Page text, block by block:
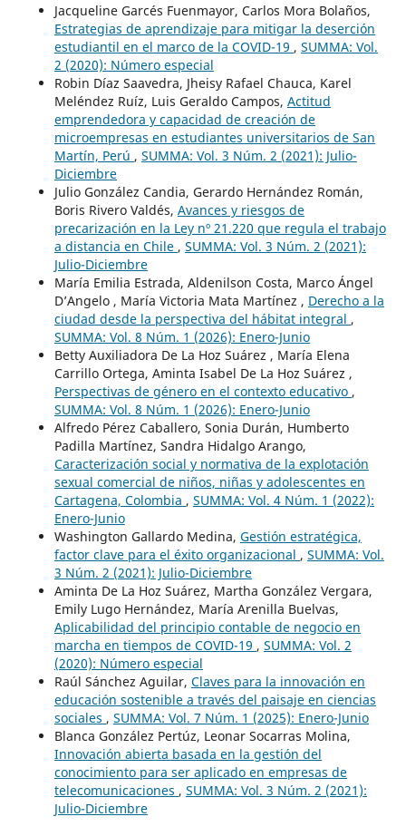
Jacqueline Garcés Fuenmayor, Carlos Mora Bolaños,
Estrategias de aprendizaje para mitigar la deserción
estudiantil en el marco de la COVID-19 , SUMMA: Vol.
2 (2020): Número especial
Robin Díaz Saavedra, Jheisy Rafael Chauca, Karel
Meléndez Ruíz, Luis Geraldo Campos, Actitud
emprendedora y capacidad de creación de
microempresas en estudiantes universitarios de San
Martín, Perú , SUMMA: Vol. 3 Núm. 2 (2021): Julio-
Diciembre
Julio González Candia, Gerardo Hernández Román,
Boris Rivero Valdés, Avances y riesgos de
precarización en la Ley nº 21.220 que regula el trabajo
a distancia en Chile , SUMMA: Vol. 3 Núm. 2 (2021):
Julio-Diciembre
María Emilia Estrada, Aldenilson Costa, Marco Ángel
D’Angelo , María Victoria Mata Martínez , Derecho a la
ciudad desde la perspectiva del hábitat integral ,
SUMMA: Vol. 8 Núm. 1 (2026): Enero-Junio
Betty Auxiliadora De La Hoz Suárez , María Elena
Carrillo Ortega, Aminta Isabel De La Hoz Suárez ,
Perspectivas de género en el contexto educativo ,
SUMMA: Vol. 8 Núm. 1 (2026): Enero-Junio
Alfredo Pérez Caballero, Sonia Durán, Humberto
Padilla Martínez, Sandra Hidalgo Arango,
Caracterización social y normativa de la explotación
sexual comercial de niños, niñas y adolescentes en
Cartagena, Colombia , SUMMA: Vol. 4 Núm. 1 (2022):
Enero-Junio
Washington Gallardo Medina, Gestión estratégica,
factor clave para el éxito organizacional , SUMMA: Vol.
3 Núm. 2 (2021): Julio-Diciembre
Aminta De La Hoz Suárez, Martha González Vergara,
Emily Lugo Hernández, María Arenilla Buelvas,
Aplicabilidad del principio contable de negocio en
marcha en tiempos de COVID-19 , SUMMA: Vol. 2
(2020): Número especial
Raúl Sánchez Aguilar, Claves para la innovación en
educación sostenible a través del paisaje en ciencias
sociales , SUMMA: Vol. 7 Núm. 1 (2025): Enero-Junio
Blanca González Pertúz, Leonar Socarras Molina,
Innovación abierta basada en la gestión del
conocimiento para ser aplicado en empresas de
telecomunicaciones , SUMMA: Vol. 3 Núm. 2 (2021):
Julio-Diciembre